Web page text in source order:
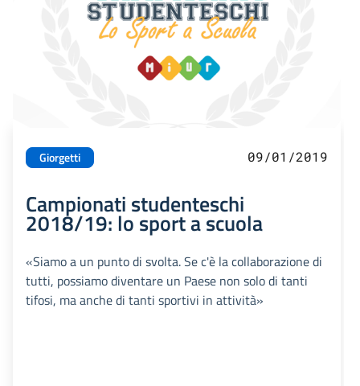
Giorgetti 09/01/2019
Campionati studenteschi
2018/19: lo sport a scuola
«Siamo a un punto di svolta. Se c'è la collaborazione di
tutti, possiamo diventare un Paese non solo di tanti
tifosi, ma anche di tanti sportivi in attività»